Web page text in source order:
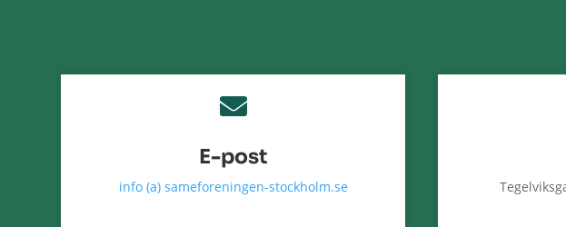

E-post
info (a) sameforeningen-stockholm.se